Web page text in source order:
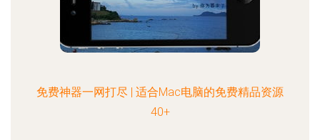
免费神器一网打尽 | 适合Mac电脑的免费精品资源
40+